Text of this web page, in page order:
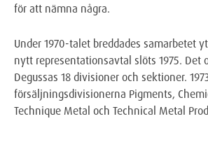
för att nämna några.
Under 1970-talet breddades samarbetet
nytt representationsavtal slöts 1975. Det
Degussas 18 divisioner och sektioner.
försäljningsdivisionerna Pigments,
Technique Metal och Technical Metal